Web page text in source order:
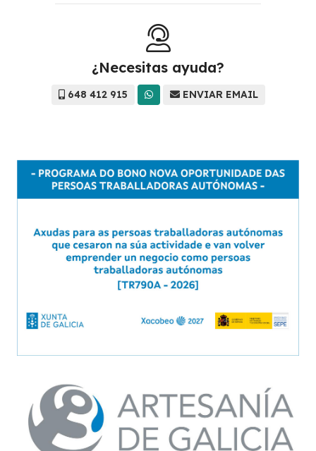
¿Necesitas ayuda?
648 412 915 ENVIAR EMAIL